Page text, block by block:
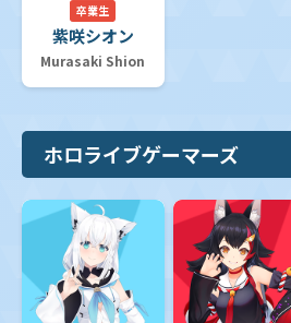
卒業生
紫咲シオン
Murasaki Shion
ホロライブゲーマーズ